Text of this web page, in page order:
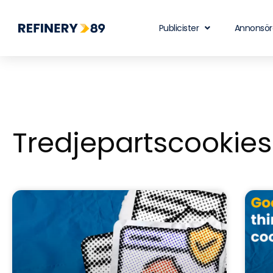
Publicister
Tredjepartscookies